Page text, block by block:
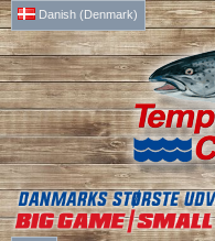
Danish (Denmark)